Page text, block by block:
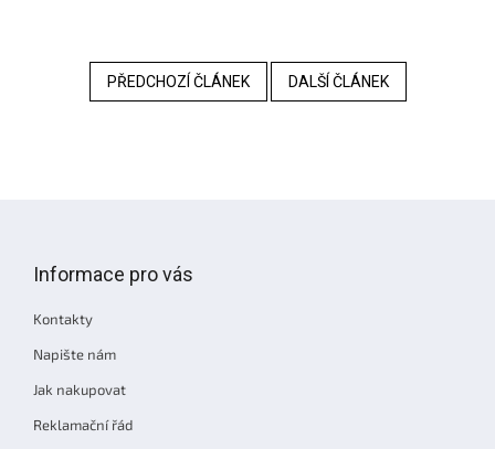
PŘEDCHOZÍ ČLÁNEK DALŠÍ ČLÁNEK
Informace pro vás
Kontakty
Napište nám
Jak nakupovat
Reklamační řád